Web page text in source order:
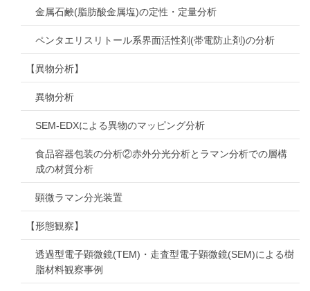
金属石鹸(脂肪酸金属塩)の定性・定量分析
ペンタエリスリトール系界面活性剤(帯電防止剤)の分析
【異物分析】
異物分析
SEM-EDXによる異物のマッピング分析
食品容器包装の分析②赤外分光分析とラマン分析での層構
成の材質分析
顕微ラマン分光装置
【形態観察】
透過型電子顕微鏡(TEM)・走査型電子顕微鏡(SEM)による樹
脂材料観察事例